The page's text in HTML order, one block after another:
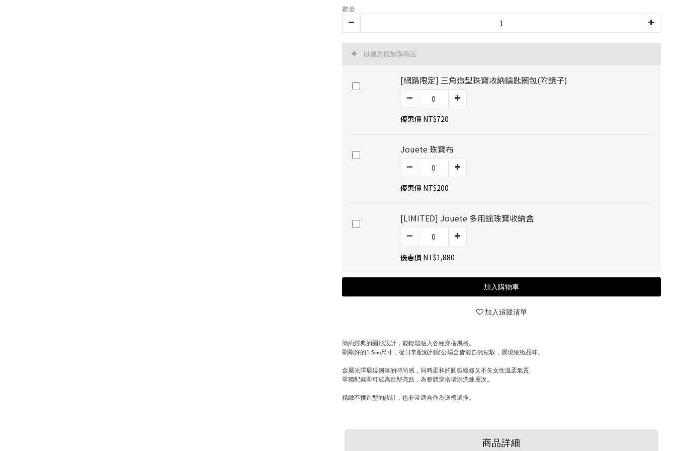
數量
以優惠價加購商品
[網路限定] 三角造型珠寶收納鑰匙圈包(附鏡子)
優惠價 NT$720
Jouete 珠寶布
優惠價 NT$200
[LIMITED] Jouete 多用途珠寶收納盒
優惠價 NT$1,880
加入購物車
加入追蹤清單
簡約經典的圈形設計，能輕鬆融入各種穿搭風格。
剛剛好的1.5cm尺寸，從日常配戴到辦公場合皆能自然駕馭，展現細緻品味。
金屬光澤展現俐落的時尚感，同時柔和的圓弧線條又不失女性溫柔氣質。
單獨配戴即可成為造型亮點，為整體穿搭增添洗鍊層次。
精緻不挑造型的設計，也非常適合作為送禮選擇。
商品詳細